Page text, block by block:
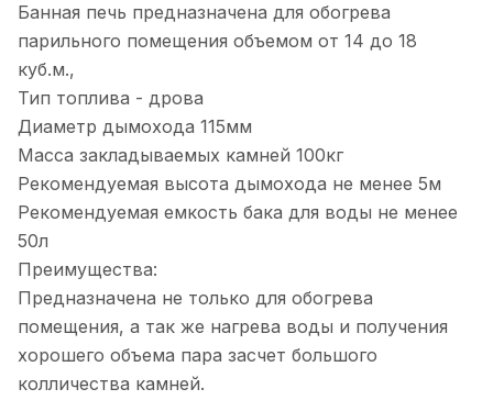
Банная печь предназначена для обогрева
парильного помещения объемом от 14 до 18
куб.м.,
Тип топлива - дрова
Диаметр дымохода 115мм
Масса закладываемых камней 100кг
Рекомендуемая высота дымохода не менее 5м
Рекомендуемая емкость бака для воды не менее
50л
Преимущества:
Предназначена не только для обогрева
помещения, а так же нагрева воды и получения
хорошего объема пара засчет большого
колличества камней.